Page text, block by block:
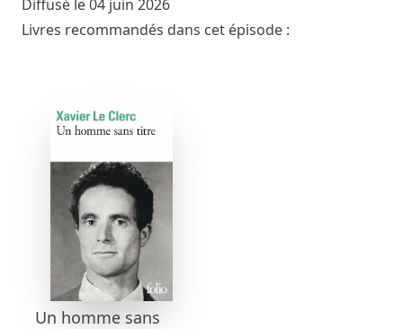
Diffusé le 04 juin 2026
Livres recommandés dans cet épisode :
Un homme sans